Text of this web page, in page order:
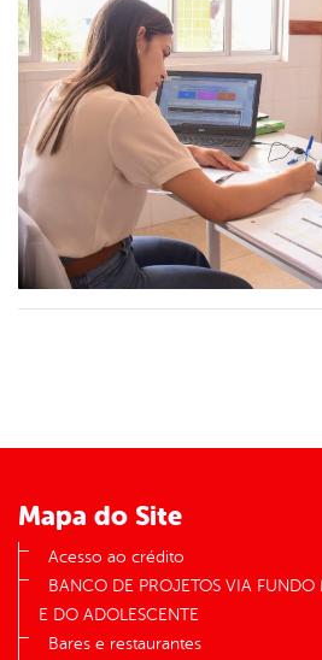
Mapa do Site
Acesso ao crédito
BANCO DE PROJETOS VIA
E DO ADOLESCENTE
Bares e restaurantes